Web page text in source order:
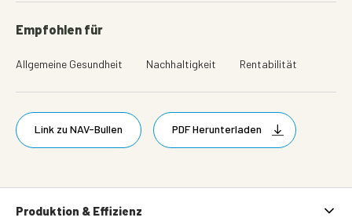
Empfohlen für
Allgemeine Gesundheit Nachhaltigkeit Rentabilität
Link zu NAV-Bullen PDF Herunterladen
Produktion & Effizienz